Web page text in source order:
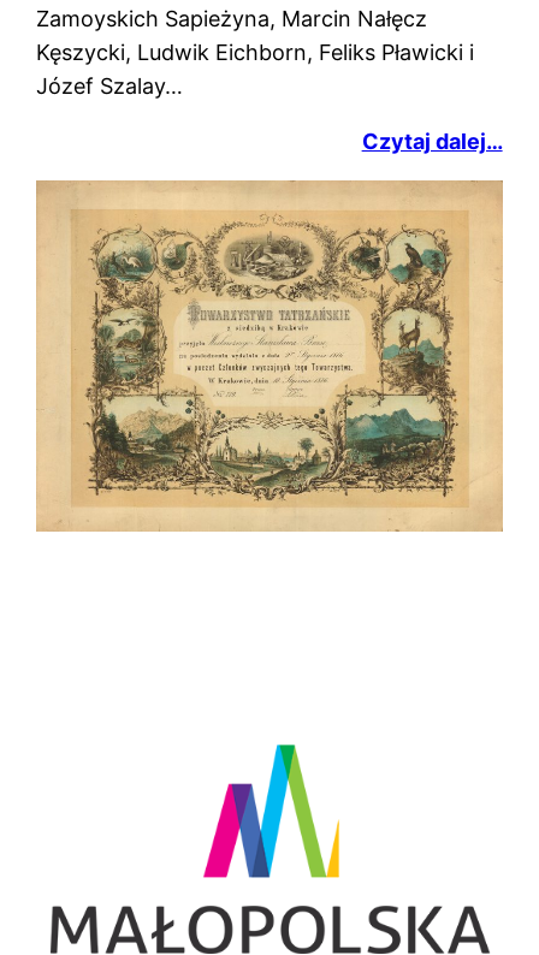
Zamoyskich Sapieżyna, Marcin Nałęcz
Kęszycki, Ludwik Eichborn, Feliks Pławicki i
Józef Szalay…
Czytaj dalej…